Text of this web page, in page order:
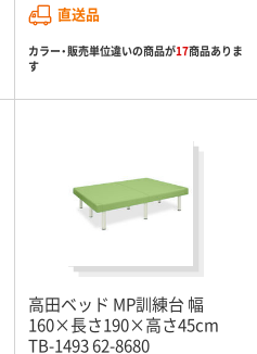
直送品
カラー・販売単位違いの商品が17商品ありま
す
高田ベッド MP訓練台 幅
160×長さ190×高さ45cm
TB-1493 62-8680